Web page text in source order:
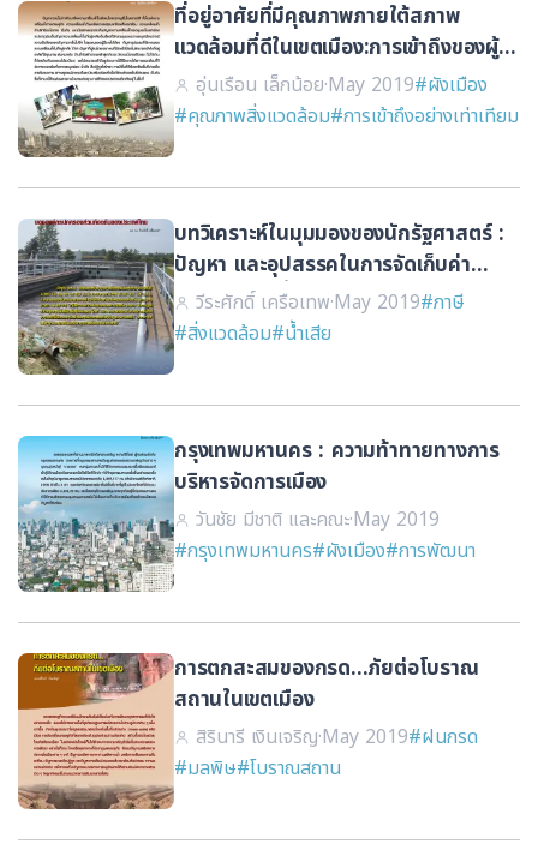
ที่อยู่อาศัยที่มีคุณภาพภายใต้สภาพ
แวดล้อมที่ดีในเขตเมือง:การเข้าถึงของผู้
ด้อยโอกาส
อุ่นเรือน เล็กน้อย·May 2019#ผังเมือง
#คุณภาพสิ่งแวดล้อม#การเข้าถึงอย่างเท่าเทียม
บทวิเคราะห์ในมุมมองของนักรัฐศาสตร์ :
ปัญหา และอุปสรรคในการจัดเก็บค่า
บริการบำบัดน้ำเสียขององค์กรปกครอง
ส่วนท้องถิ่นของประเทศไทย
วีระศักดิ์ เครือเทพ·May 2019#ภาษี
#สิ่งแวดล้อม#น้ำเสีย
กรุงเทพมหานคร : ความท้าทายทางการ
บริหารจัดการเมือง
วันชัย มีชาติ และคณะ·May 2019
#กรุงเทพมหานคร#ผังเมือง#การพัฒนา
การตกสะสมของกรด...ภัยต่อโบราณ
สถานในเขตเมือง
สิรินารี เงินเจริญ·May 2019#ฝนกรด
#มลพิษ#โบราณสถาน